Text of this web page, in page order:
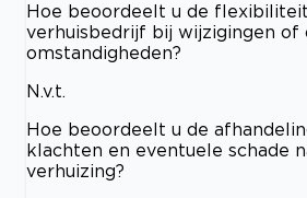
Hoe beoordeelt u de
verhuisbedrijf bij wijzigingen of
omstandigheden?
N.v.t.
Hoe beoordeelt u de
klachten en eventuele schade
verhuizing?